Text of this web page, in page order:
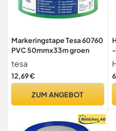
Markeringstape Tesa 60760
PVC 50mmx33m groen
tesa
12,69 €
ZUM ANGEBOT